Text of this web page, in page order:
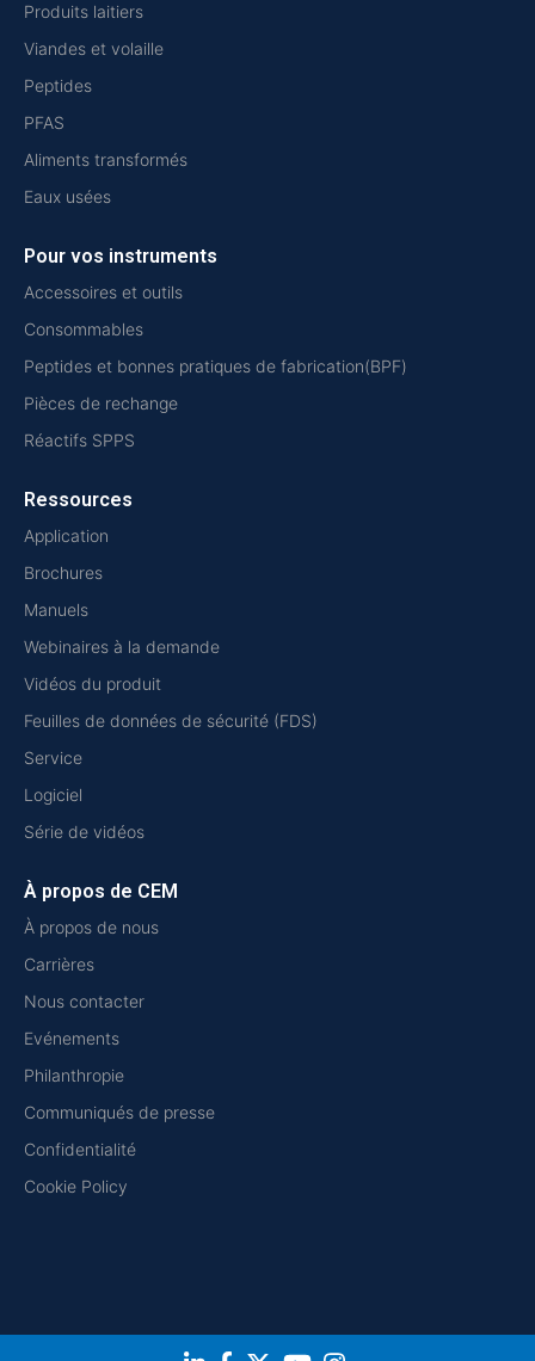
Produits laitiers
Viandes et volaille
Peptides
PFAS
Aliments transformés
Eaux usées
Pour vos instruments
Accessoires et outils
Consommables
Peptides et bonnes pratiques de fabrication(BPF)
Pièces de rechange
Réactifs SPPS
Ressources
Application
Brochures
Manuels
Webinaires à la demande
Vidéos du produit
Feuilles de données de sécurité (FDS)
Service
Logiciel
Série de vidéos
À propos de CEM
À propos de nous
Carrières
Nous contacter
Evénements
Philanthropie
Communiqués de presse
Confidentialité
Cookie Policy